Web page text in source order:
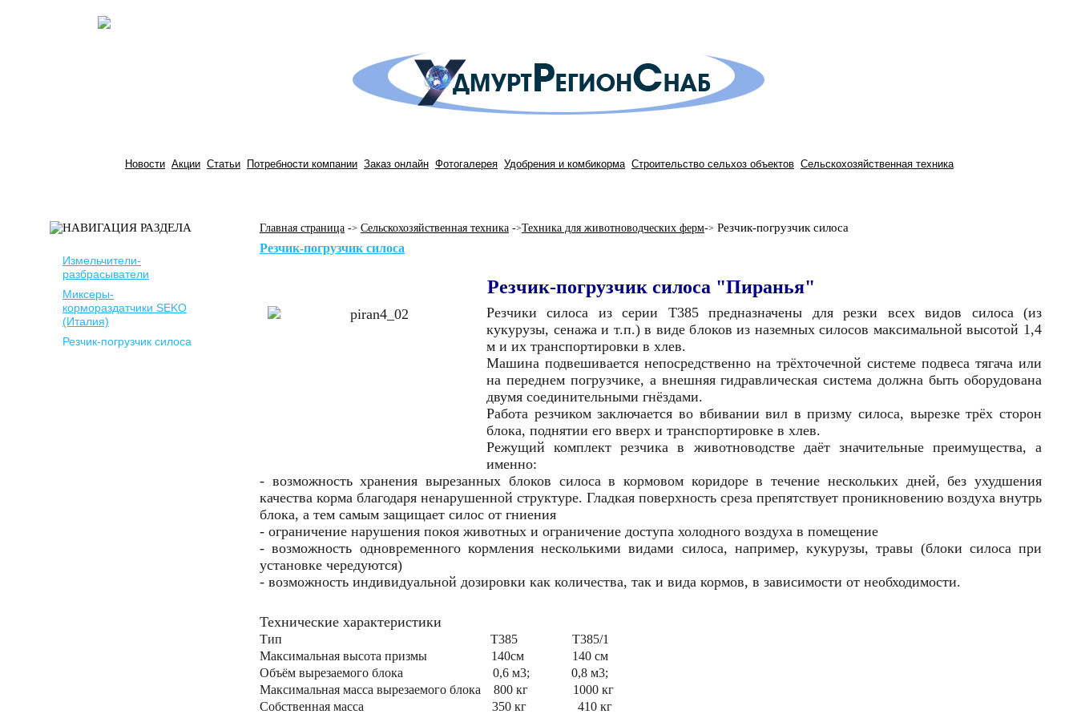
Новости Акции Статьи Потребности компании Заказ онлайн Фотогалерея Удобрения и комбикорма Строительство сельхоз объектов Сельскохозяйственная техника
Главная страница -> Сельскохозяйственная техника ->Техника для животноводческих ферм-> Резчик-погрузчик силоса
Измельчители-
разбрасыватели
Миксеры-
кормораздатчики SEKO
(Италия)
Резчик-погрузчик силоса
Резчик-погрузчик силоса
Резчик-погрузчик силоса "Пиранья"
Резчики силоса из серии T385 пpедназначены для резки всех видов силоса (из
кукурузы, сенажа и т.п.) в виде блоков из наземных силосов максимальной высотой 1,4
м и их транспортировки в хлев.
Машина подвешивается непосредственно на трёхточечной системе подвеса тягача или
на переднем погрузчике, а внешняя гидравлическая система должна быть оборудована
двумя соединительными гнёздами.
Работа резчиком заключается во вбивании вил в призму силоса, вырезке трёх сторон
блока, поднятии его вверх и транспортировке в хлев.
Режущий комплект резчика в животноводстве даёт значительные преимущества, а
именно:
- возможность хранения вырезанных блоков силоса в кормовом коридоре в течение нескольких дней, без ухудшения
качества корма благодаря ненарушенной структуре. Гладкая поверхность среза препятствует проникновению воздуха внутрь
блока, а тем самым защищает силос от гниения
- ограничение нарушения покоя животных и ограничение доступа холодного воздуха в помещение
- возможность одновременного кормления несколькими видами силоса, например, кукурузы, травы (блоки силоса при
установке чередуются)
- возможность индивидуальной дозировки как количества, так и вида кормов, в зависимости от необходимости.
Технические характеристики
Тип T385 T385/1
Максимальная высота призмы 140см 140 см
Объём вырезаемого блока 0,6 м3; 0,8 м3;
Максимальная масса вырезаемого блока 800 кг 1000 кг
Собственная масса 350 кг 410 кг